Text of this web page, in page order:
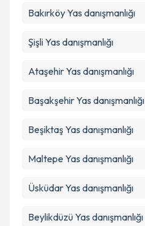
BakırköyYas danışmanlığı
ŞişliYas danışmanlığı
AtaşehirYas danışmanlığı
BaşakşehirYas danışmanlığı
BeşiktaşYas danışmanlığı
Maltepe Yas danışmanlığı
ÜsküdarYas danışmanlığı
BeylikdüzüYas danışmanlığı